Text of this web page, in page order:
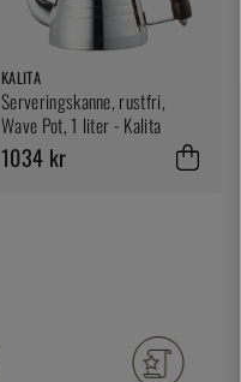
KALITA
Serveringskanne, rustfri,
Wave Pot, 1 liter - Kalita
1034 kr